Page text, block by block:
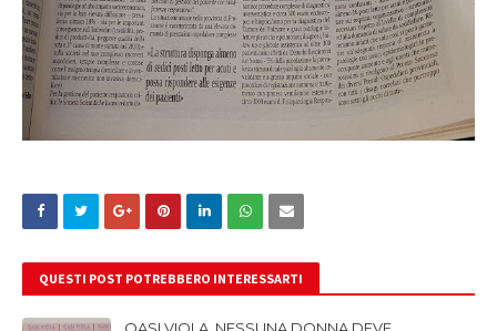
QUESTI POST POTREBBERO INTERESSARTI